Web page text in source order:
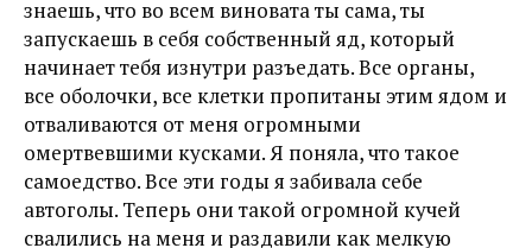
знаешь, что во всем виновата ты сама, ты
запускаешь в себя собственный яд, который
начинает тебя изнутри разъедать. Все органы,
все оболочки, все клетки пропитаны этим ядом и
отваливаются от меня огромными
омертвевшими кусками. Я поняла, что такое
самоедство. Все эти годы я забивала себе
автоголы. Теперь они такой огромной кучей
свалились на меня и раздавили как мелкую